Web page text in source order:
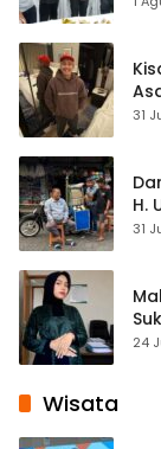
31
H.
31
24
Wisata